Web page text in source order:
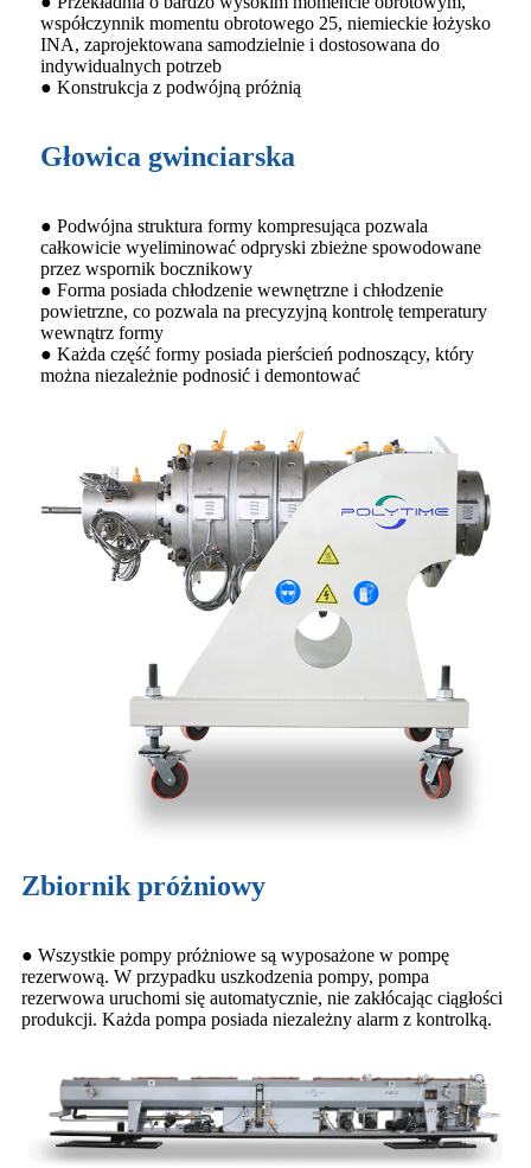
współczynnik momentu obrotowego 25, niemieckie łożysko
INA, zaprojektowana samodzielnie i dostosowana do
indywidualnych potrzeb
● Konstrukcja z podwójną próżnią
Głowica gwinciarska
● Podwójna struktura formy kompresująca pozwala
całkowicie wyeliminować odpryski zbieżne spowodowane
przez wspornik bocznikowy
● Forma posiada chłodzenie wewnętrzne i chłodzenie
powietrzne, co pozwala na precyzyjną kontrolę temperatury
wewnątrz formy
● Każda część formy posiada pierścień podnoszący, który
można niezależnie podnosić i demontować
Zbiornik próżniowy
● Wszystkie pompy próżniowe są wyposażone w pompę
rezerwową. W przypadku uszkodzenia pompy, pompa
rezerwowa uruchomi się automatycznie, nie zakłócając ciągłości
produkcji. Każda pompa posiada niezależny alarm z kontrolką.